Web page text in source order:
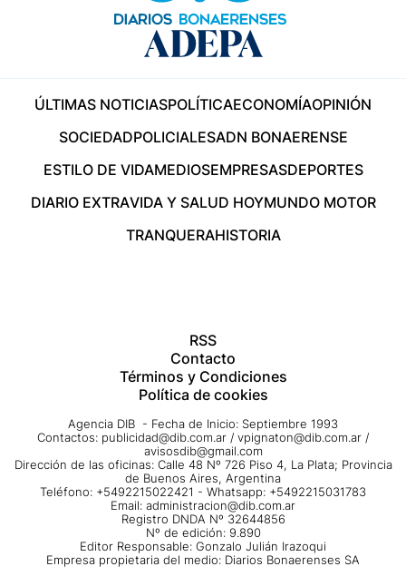
ÚLTIMAS NOTICIASPOLÍTICAECONOMÍAOPINIÓN
SOCIEDADPOLICIALESADN BONAERENSE
ESTILO DE VIDAMEDIOSEMPRESASDEPORTES
DIARIO EXTRAVIDA Y SALUD HOYMUNDO MOTOR
TRANQUERAHISTORIA
RSS
Contacto
Términos y Condiciones
Política de cookies
Agencia DIB - Fecha de Inicio: Septiembre 1993
Contactos: publicidad@dib.com.ar / vpignaton@dib.com.ar /
avisosdib@gmail.com
Dirección de las oficinas: Calle 48 Nº 726 Piso 4, La Plata; Provincia
de Buenos Aires, Argentina
Teléfono: +5492215022421 - Whatsapp: +5492215031783
Email: administracion@dib.com.ar
Registro DNDA Nº 32644856
Nº de edición: 9.890
Editor Responsable: Gonzalo Julián Irazoqui
Empresa propietaria del medio: Diarios Bonaerenses SA